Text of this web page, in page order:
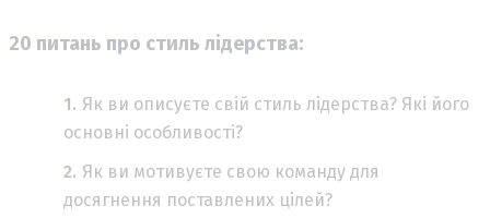
20 питань про стиль лідерства:
Як ви описуєте свій стиль лідерства? Які його
основні особливості?
Як ви мотивуєте свою команду для
досягнення поставлених цілей?